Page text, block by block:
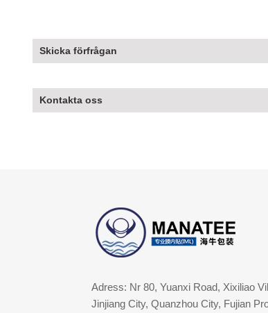
Skicka förfrågan
Kontakta oss
Adress: Nr 80, Yuanxi Road, Xixiliao
Jinjiang City, Quanzhou City, Fujian